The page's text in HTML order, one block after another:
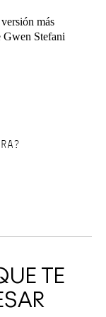
más
Gwen Stefani
TE